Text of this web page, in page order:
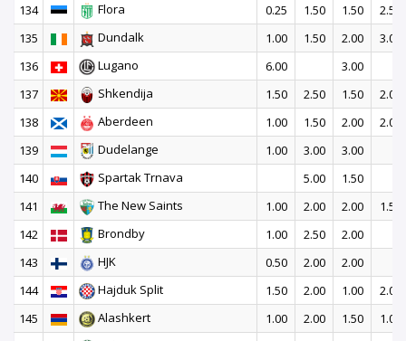
134
Flora 0.25 1.50 1.50
2.50
135
Dundalk 1.00 1.50 2.00
3.00
136
Lugano 6.00
3.00
137
Shkendija 1.50 2.50 1.50
2.00
138
Aberdeen 1.00 1.50 2.00
2.00
139
Dudelange 1.00 3.00
3.00
140
Spartak Trnava 5.00
1.50
141
The New Saints 1.00 2.00 2.00
1.50
142
Brondby 1.00 2.50
2.00
143
HJK 0.50 2.00
2.00
144
Hajduk Split 1.50 2.00 1.00
2.00
145
Alashkert 1.00 2.00 1.50
1.00